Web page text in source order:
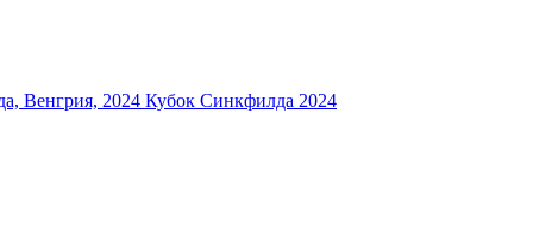
Венгрия, 2024 Кубок Синкфилда 2024